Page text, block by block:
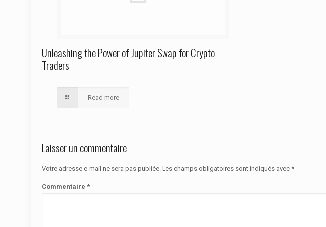
Unleashing the Power of Jupiter Swap for Crypto
Traders
Read more
Laisser un commentaire
Votre adresse e-mail ne sera pas publiée. Les champs obligatoires sont indiqués avec *
Commentaire *